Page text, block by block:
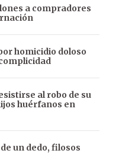
a compradores
homicidio doloso
al robo de su
huérfanos en
un dedo, filosos